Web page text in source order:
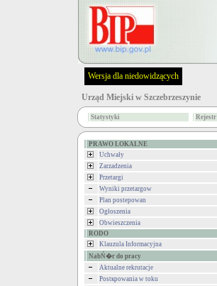
Wersja dla niedowidzących
Urząd Miejski w Szczebrzeszynie
Statystyki
PRAWO LOKALNE
Uchwały
Zarzadzenia
Przetargi
Wyniki przetargow
Plan postepowan
Ogłoszenia
Obwieszczenia
RODO
Klauzula Informacyjna
NabŃ�r do pracy
Aktualne rekrutacje
Postкpowania w toku